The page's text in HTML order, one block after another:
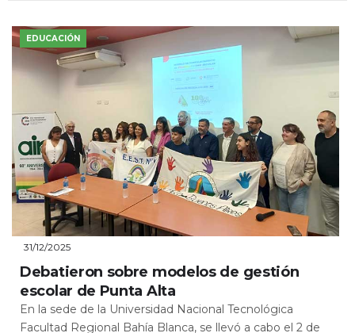
EDUCACIÓN
31/12/2025
Debatieron sobre modelos de gestión
escolar de Punta Alta
En la sede de la Universidad Nacional Tecnológica
Facultad Regional Bahía Blanca, se llevó a cabo el 2 de